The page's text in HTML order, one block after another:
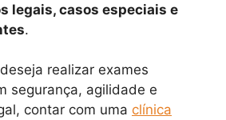
legais, casos especiais e
.
realizar exames
segurança, agilidade e
contar com uma clínica